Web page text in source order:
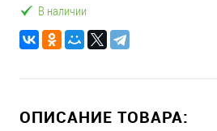
В наличии
ОПИСАНИЕ ТОВАРА: